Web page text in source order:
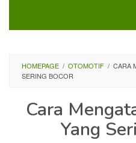
HOMEPAGE / OTOMOTIF / CARA
SERING BOCOR
Cara
Yang